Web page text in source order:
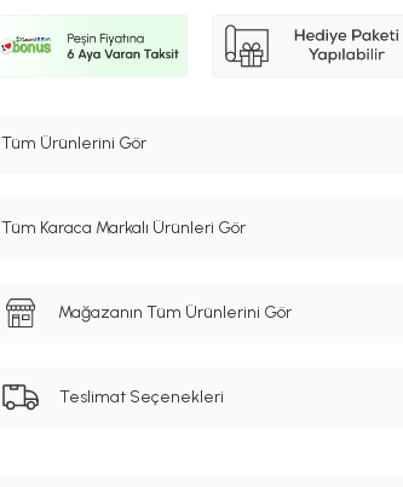
Tüm Ürünlerini Gör
Tüm Karaca Markalı Ürünleri Gör
Mağazanın Tüm Ürünlerini Gör
Teslimat Seçenekleri